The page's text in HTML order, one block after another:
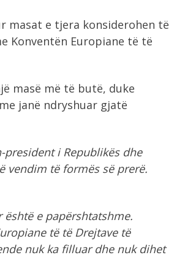
masat e tjera konsiderohen të
Konventën Europiane të të
masë më të butë, duke
janë ndryshuar gjatë
i Republikës dhe
vendim të formës së prerë.
është e papërshtatshme.
të të Drejtave të
nuk ka filluar dhe nuk dihet